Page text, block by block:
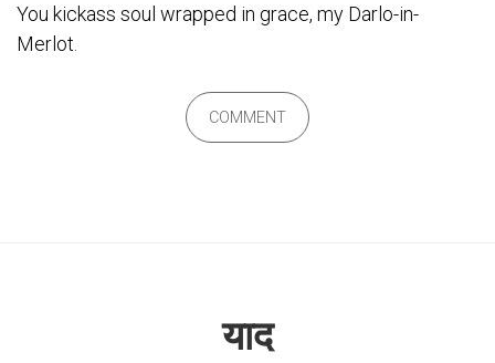
You kickass soul wrapped in grace, my Darlo-in-
Merlot.
COMMENT
याद